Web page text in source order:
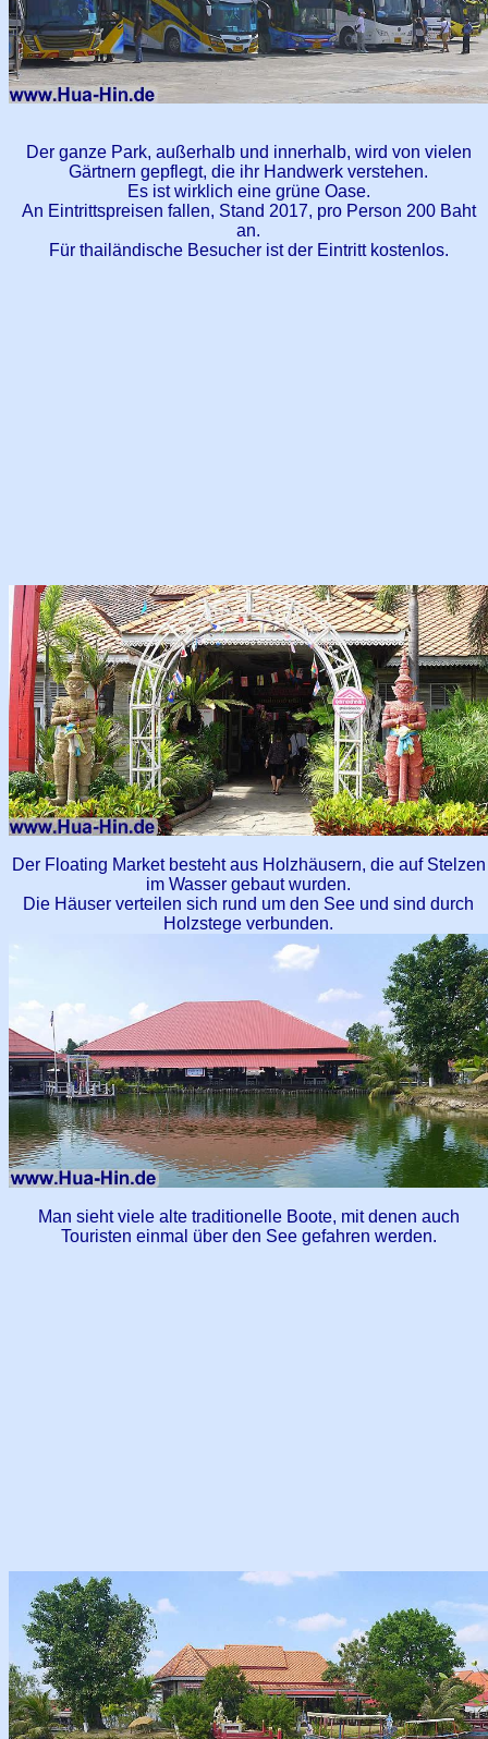
Der ganze Park, außerhalb und innerhalb, wird von vielen
Gärtnern gepflegt, die ihr Handwerk verstehen.
Es ist wirklich eine grüne Oase.
An Eintrittspreisen fallen, Stand 2017, pro Person 200 Baht
an.
Für thailändische Besucher ist der Eintritt kostenlos.
Der Floating Market besteht aus Holzhäusern, die auf Stelzen
im Wasser gebaut wurden.
Die Häuser verteilen sich rund um den See und sind durch
Holzstege verbunden.
Man sieht viele alte traditionelle Boote, mit denen auch
Touristen einmal über den See gefahren werden.